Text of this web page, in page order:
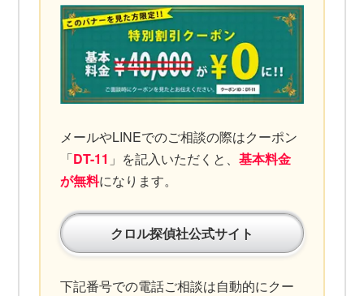
メールやLINEでのご相談の際はクーポン
「DT-11 」を記入いただくと、基本料金
が無料になります。
クロル探偵社公式サイト
下記番号での電話ご相談は自動的にクー